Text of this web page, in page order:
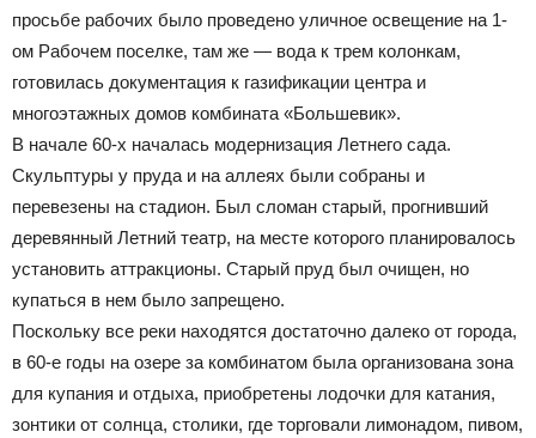
просьбе рабочих было проведено уличное освещение на 1-
ом Рабочем поселке, там же — вода к трем колонкам,
готовилась документация к газификации центра и
многоэтажных домов комбината «Большевик».
В начале 60-х началась модернизация Летнего сада.
Скульптуры у пруда и на аллеях были собраны и
перевезены на стадион. Был сломан старый, прогнивший
деревянный Летний театр, на месте которого планировалось
установить аттракционы. Старый пруд был очищен, но
купаться в нем было запрещено.
Поскольку все реки находятся достаточно далеко от города,
в 60-е годы на озере за комбинатом была организована зона
для купания и отдыха, приобретены лодочки для катания,
зонтики от солнца, столики, где торговали лимонадом, пивом,